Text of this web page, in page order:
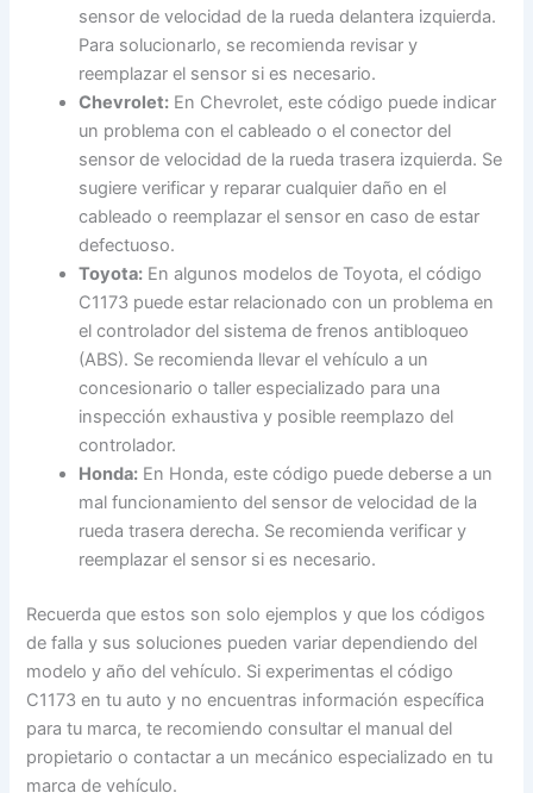
sensor de velocidad de la rueda delantera izquierda.
Para solucionarlo, se recomienda revisar y
reemplazar el sensor si es necesario.
Chevrolet: En Chevrolet, este código puede indicar
un problema con el cableado o el conector del
sensor de velocidad de la rueda trasera izquierda. Se
sugiere verificar y reparar cualquier daño en el
cableado o reemplazar el sensor en caso de estar
defectuoso.
Toyota: En algunos modelos de Toyota, el código
C1173 puede estar relacionado con un problema en
el controlador del sistema de frenos antibloqueo
(ABS). Se recomienda llevar el vehículo a un
concesionario o taller especializado para una
inspección exhaustiva y posible reemplazo del
controlador.
Honda: En Honda, este código puede deberse a un
mal funcionamiento del sensor de velocidad de la
rueda trasera derecha. Se recomienda verificar y
reemplazar el sensor si es necesario.
Recuerda que estos son solo ejemplos y que los códigos
de falla y sus soluciones pueden variar dependiendo del
modelo y año del vehículo. Si experimentas el código
C1173 en tu auto y no encuentras información específica
para tu marca, te recomiendo consultar el manual del
propietario o contactar a un mecánico especializado en tu
marca de vehículo.